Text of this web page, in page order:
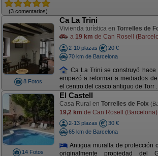
(3 comentarios)
8 Fotos
Ca La Trini
Vivienda turística en Torrelles de
a 19 km de Can Rosell
2-10 plazas
20 €
70 km de Barcelona
Ca La Trini se construyó
empezó a reformar a mediados
el centro del casco antiguo de Torr
14 Fotos
El Castell
Casa Rural en Torrelles de Foix
19,2 km de Can Rosell (Barcelona)
2-13 plazas
30 €
65 km de Barcelona
Antigua muralla de protección
originalmente propiedad del